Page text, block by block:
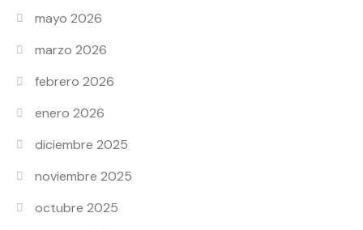
mayo 2026
marzo 2026
febrero 2026
enero 2026
diciembre 2025
noviembre 2025
octubre 2025